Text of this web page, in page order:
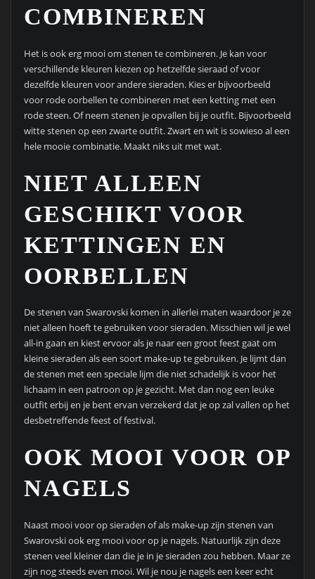
COMBINEREN
Het is ook erg mooi om stenen te combineren. Je kan voor
verschillende kleuren kiezen op hetzelfde sieraad of voor
dezelfde kleuren voor andere sieraden. Kies er bijvoorbeeld
voor rode oorbellen te combineren met een ketting met een
rode steen. Of neem stenen je opvallen bij je outfit. Bijvoorbeeld
witte stenen op een zwarte outfit. Zwart en wit is sowieso al een
hele mooie combinatie. Maakt niks uit met wat.
NIET ALLEEN
GESCHIKT VOOR
KETTINGEN EN
OORBELLEN
De stenen van Swarovski komen in allerlei maten waardoor je ze
niet alleen hoeft te gebruiken voor sieraden. Misschien wil je wel
all-in gaan en kiest ervoor als je naar een groot feest gaat om
kleine sieraden als een soort make-up te gebruiken. Je lijmt dan
de stenen met een speciale lijm die niet schadelijk is voor het
lichaam in een patroon op je gezicht. Met dan nog een leuke
outfit erbij en je bent ervan verzekerd dat je op zal vallen op het
desbetreffende feest of festival.
OOK MOOI VOOR OP
NAGELS
Naast mooi voor op sieraden of als make-up zijn stenen van
Swarovski ook erg mooi voor op je nagels. Natuurlijk zijn deze
stenen veel kleiner dan die je in je sieraden zou hebben. Maar ze
zijn nog steeds even mooi. Wil je nou je nagels een keer echt